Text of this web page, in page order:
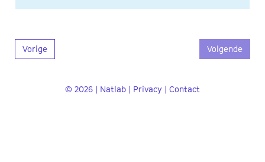
Vorige Volgende
© 2026 | Natlab | Privacy | Contact